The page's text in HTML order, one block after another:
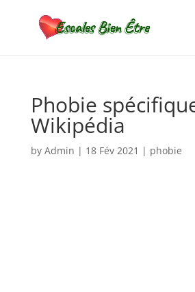
Phobie
Wikipédia
by Admin | 18 Fév 2021 | phobie